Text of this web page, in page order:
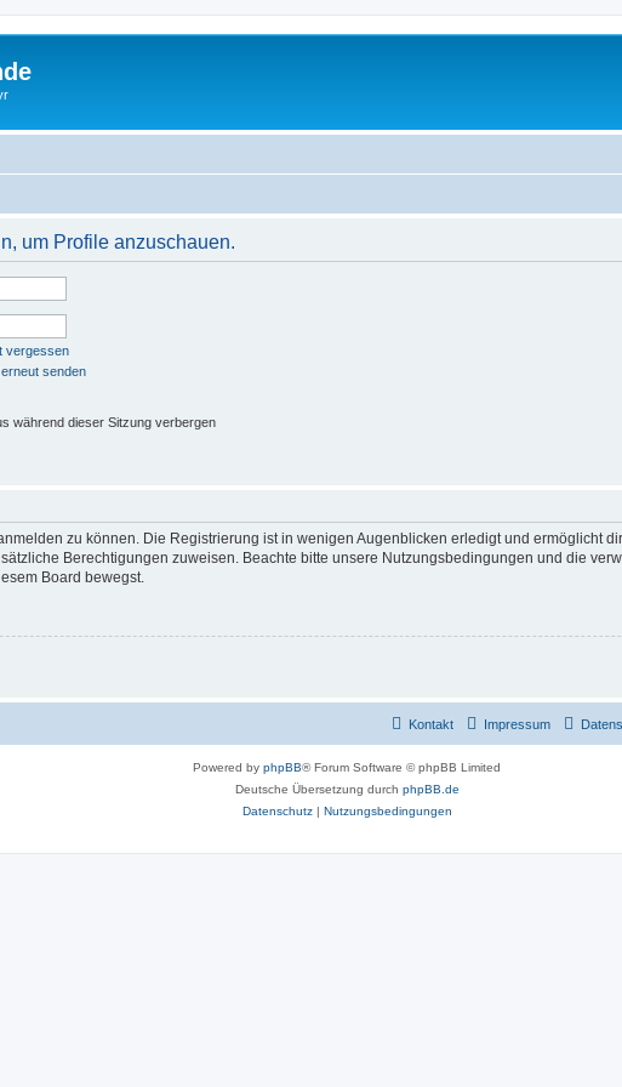
um Profile anzuschauen.
vergessen
senden
während dieser Sitzung verbergen
zu können. Die Registrierung ist in wenigen Augenblicken erledigt und ermöglicht
Berechtigungen zuweisen. Beachte bitte unsere Nutzungsbedingungen und die
Board bewegst.
Impressum
Kontakt
Powered by phpBB® Forum Software © phpBB Limited
Deutsche Übersetzung durch phpBB.de
Datenschutz| Nutzungsbedingungen